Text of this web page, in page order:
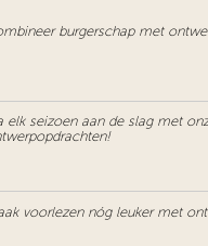
burgerschap met
elk seizoen aan de slag met
voorlezen nóg leuker met